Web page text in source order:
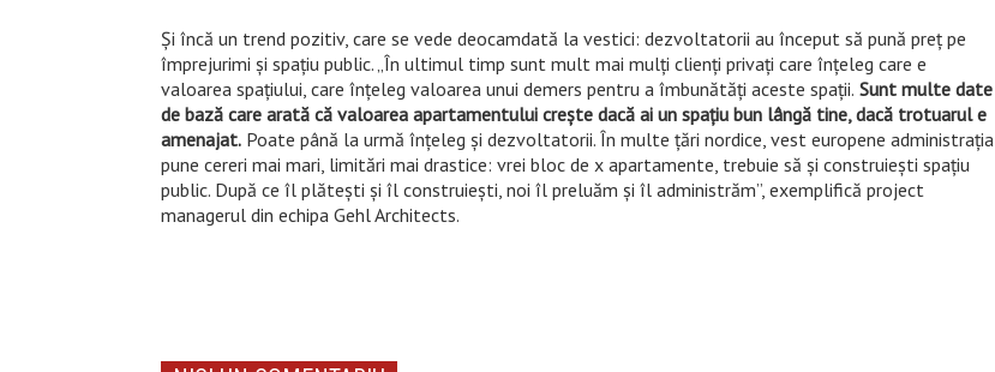
Şi încă un trend pozitiv, care se vede deocamdată la vestici: dezvoltatorii au început să pună preţ pe
împrejurimi şi spaţiu public. „În ultimul timp sunt mult mai mulţi clienţi privaţi care înţeleg care e
valoarea spaţiului, care înţeleg valoarea unui demers pentru a îmbunătăţi aceste spaţii. Sunt multe date
de bază care arată că valoarea apartamentului creşte dacă ai un spaţiu bun lângă tine, dacă trotuarul e
amenajat.Poate până la urmă înţeleg şi dezvoltatorii. În multe ţări nordice, vest europene administraţia
pune cereri mai mari, limitări mai drastice: vrei bloc de x apartamente, trebuie să şi construieşti spaţiu
public. După ce îl plăteşti şi îl construieşti, noi îl preluăm şi îl administrăm”, exemplifică project
managerul din echipa Gehl Architects.